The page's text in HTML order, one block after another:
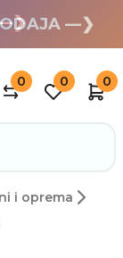
—❯ —❯
0 0 0
i oprema